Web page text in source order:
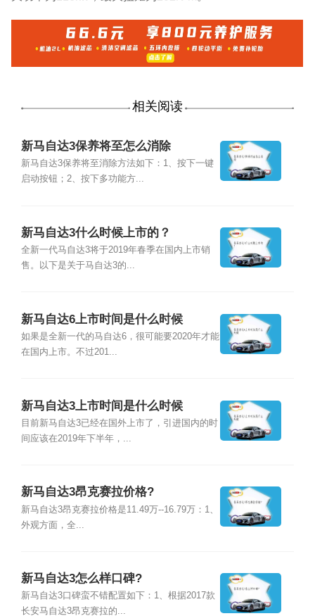
相关阅读
新马自达3保养将至怎么消除
新马自达3保养将至消除方法如下：1、按下一键
启动按钮；2、按下多功能方...
新马自达3什么时候上市的？
全新一代马自达3将于2019年春季在国内上市销
售。以下是关于马自达3的...
新马自达6上市时间是什么时候
如果是全新一代的马自达6，很可能要2020年才能
在国内上市。不过201...
新马自达3上市时间是什么时候
目前新马自达3已经在国外上市了，引进国内的时
间应该在2019年下半年，...
新马自达3昂克赛拉价格?
新马自达3昂克赛拉价格是11.49万--16.79万：1、
外观方面，全...
新马自达3怎么样口碑?
新马自达3口碑蛮不错配置如下：1、根据2017款
长安马自达3昂克赛拉的...